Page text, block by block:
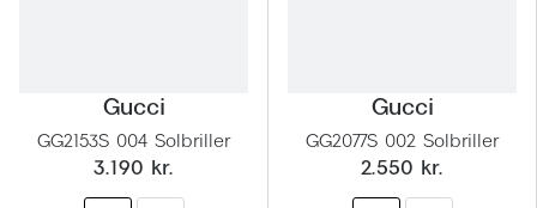
Gucci
GG2153S 004 Solbriller
3.190 kr.
Gucci
GG2077S 002 Solbriller
2.550 kr.